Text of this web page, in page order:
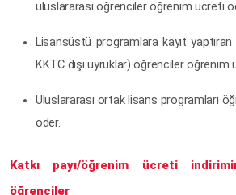
uluslararası öğrenciler öğrenim ücreti
Lisansüstü programlara kayıt
KKTC dışı uyruklar) öğrenciler öğrenim
Uluslararası ortak lisans programları
öder.
Katkı payı/öğrenim ücreti
öğrenciler